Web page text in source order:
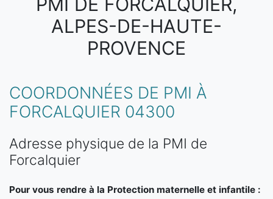
ALPES-DE-HAUTE-
PROVENCE
COORDONNÉES DE PMI À
FORCALQUIER 04300
Adresse physique de la PMI de
Forcalquier
Pour vous rendre à la Protection maternelle et infantile :